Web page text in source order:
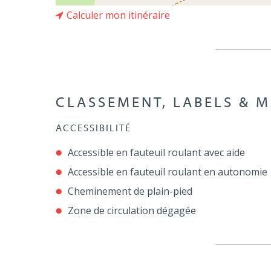
Calculer mon itinéraire
CLASSEMENT, LABELS &
ACCESSIBILITÉ
Accessible en fauteuil roulant avec aide
Accessible en fauteuil roulant en autonomie
Cheminement de plain-pied
Zone de circulation dégagée